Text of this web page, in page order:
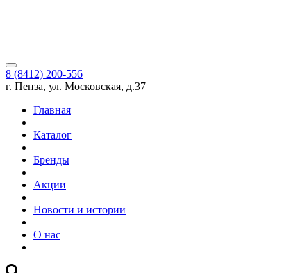
8 (8412) 200-556
г. Пенза, ул. Московская, д.37
Главная
Каталог
Бренды
Акции
Новости и истории
О нас